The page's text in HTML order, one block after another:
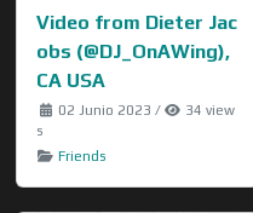
Video from Dieter Jac
obs (@DJ_OnAWing),
CA USA
02 Junio 2023 /
34 view
s
Friends